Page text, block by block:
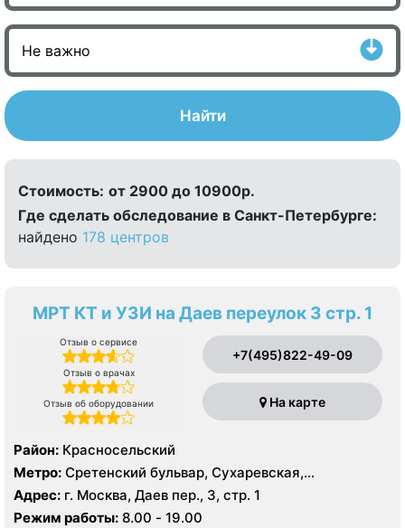
Найти
Стоимость: от 2900 до 10900р.
Где сделать обследование в Санкт-Петербурге:
найдено 178 центров
МРТ КТ и УЗИ на Даев переулок 3 стр. 1
Отзыв о сервисе
Отзыв о врачах
Отзыв об оборудовании
+7(495)822-49-09
На карте
Район: Красносельский
Метро: Сретенский бульвар, Сухаревская,
Тургеневская
Адрес: г. Москва, Даев пер., 3, стр. 1
Режим работы: 8.00 - 19.00